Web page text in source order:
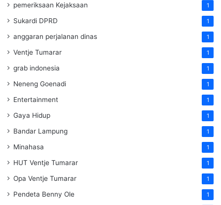
pemeriksaan Kejaksaan 1
Sukardi DPRD 1
anggaran perjalanan dinas 1
Ventje Tumarar 1
grab indonesia 1
Neneng Goenadi 1
Entertainment 1
Gaya Hidup 1
Bandar Lampung 1
Minahasa 1
HUT Ventje Tumarar 1
Opa Ventje Tumarar 1
Pendeta Benny Ole 1